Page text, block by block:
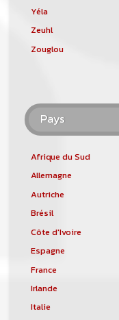
Yéla
Zeuhl
Zouglou
Pays
Afrique du Sud
Allemagne
Autriche
Brésil
Côte d'Ivoire
Espagne
France
Irlande
Italie